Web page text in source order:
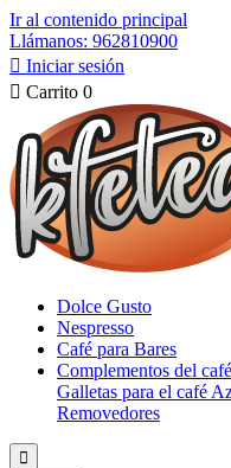
Ir al contenido principal
Llámanos: 962810900
 Iniciar sesión
 Carrito 0
Dolce Gusto
Nespresso
Café para Bares
Complementos del café
Galletas para el café
Removedores
